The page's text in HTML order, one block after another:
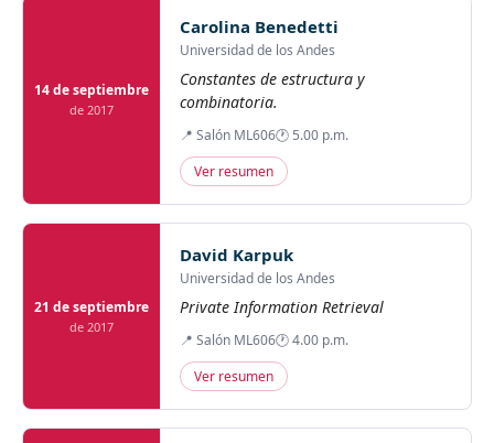
14 de septiembre
de 2017
Carolina Benedetti
Universidad de los Andes
Constantes de estructura y
combinatoria.
📍 Salón ML606🕐 5.00 p.m.
Ver resumen
21 de septiembre
de 2017
David Karpuk
Universidad de los Andes
Private Information Retrieval
📍 Salón ML606🕐 4.00 p.m.
Ver resumen